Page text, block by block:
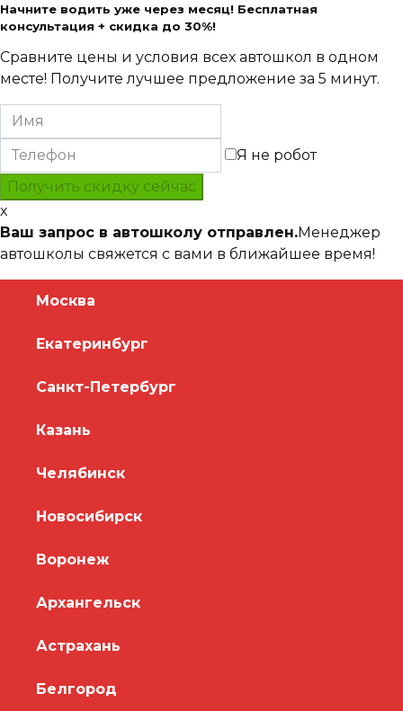
Начните водить уже через месяц! Бесплатная
консультация + скидка до 30%!
Сравните цены и условия всех автошкол в одном
месте! Получите лучшее предложение за 5 минут.
Я не робот
x
Ваш запрос в автошколу отправлен.Менеджер
автошколы свяжется с вами в ближайшее время!
Москва
Екатеринбург
Санкт-Петербург
Казань
Челябинск
Новосибирск
Воронеж
Архангельск
Астрахань
Белгород